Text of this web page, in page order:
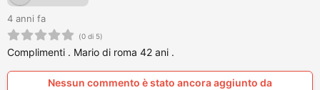
4 anni fa
(0 di 5)
Complimenti . Mario di roma 42 ani .
Nessun commento è stato ancora aggiunto da